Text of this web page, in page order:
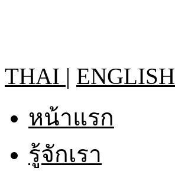
THAI | ENGLISH
หน้าแรก
รู้จักเรา